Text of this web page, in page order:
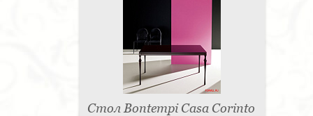
Стол Bontempi Casa Corinto